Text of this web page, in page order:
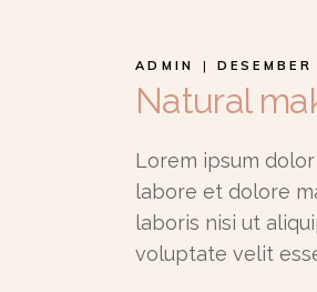
ADMIN
Natural
Lorem ipsum
labore et dolore
laboris nisi ut
voluptate velit